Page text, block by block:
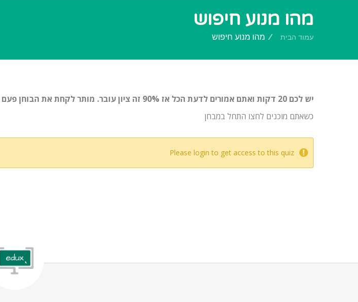
מהו מנוע חיפוש
עמוד הבית מהו מנוע חיפוש
יש לכם 20 דקות ואתם אמורים לדעת הכל אז 90% זה ציון עובר. מותר לקחת את הבוחן פעם אחת נוספת אז היו מרוכזים.
כשאתם מוכנים לחצו התחל במבחן
Please login to get access to this quiz